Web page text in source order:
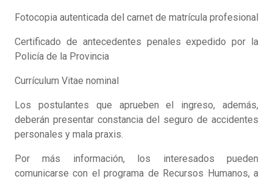
Fotocopia autenticada del carnet de matrícula profesional
Certificado de antecedentes penales expedido por la
Policía de la Provincia
Currículum Vitae nominal
Los postulantes que aprueben el ingreso, además,
deberán presentar constancia del seguro de accidentes
personales y mala praxis.
Por más información, los interesados pueden
comunicarse con el programa de Recursos Humanos, a